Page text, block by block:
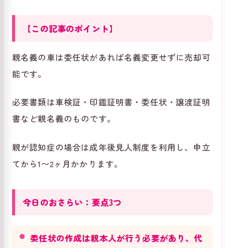
【この記事のポイント】
親名義の車は委任状があれば名義変更せずに売却可
能です。
必要書類は車検証・印鑑証明書・委任状・譲渡証明
書など親名義のものです。
親が認知症の場合は成年後見人制度を利用し、申立
てから1〜2ヶ月かかります。
今日のおさらい：要点3つ
委任状の作成は親本人が行う必要があり、代